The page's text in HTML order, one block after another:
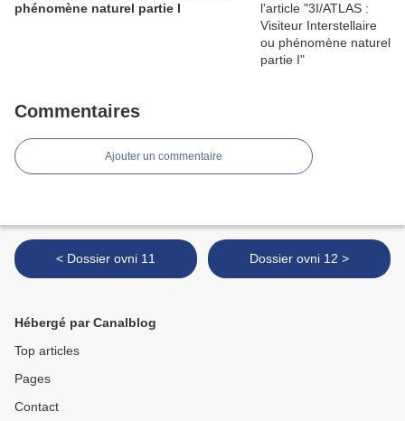
phénomène naturel partie I
Commentaires
Ajouter un commentaire
< Dossier ovni 11 Dossier ovni 12 >
Hébergé par Canalblog
Top articles
Pages
Contact